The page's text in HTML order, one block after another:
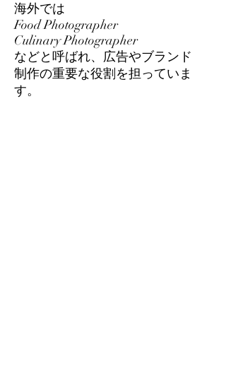
海外では
Food Photographer
Culinary Photographer
などと呼ばれ、広告やブランド
制作の重要な役割を担っていま
す。